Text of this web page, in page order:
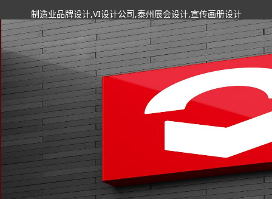
制造业品牌设计,VI设计公司,泰州展会设计,宣传画册设计